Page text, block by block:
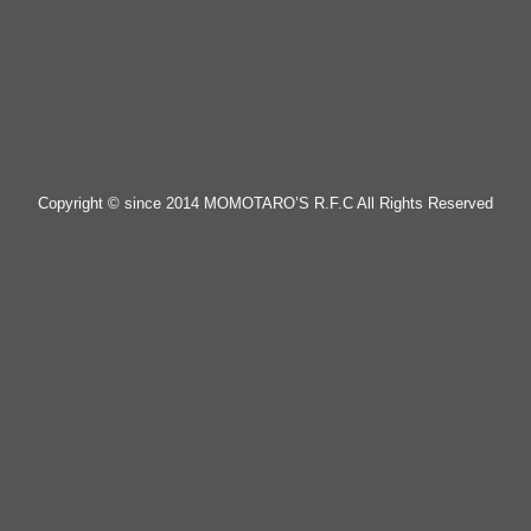
Copyright © since 2014 MOMOTARO’S R.F.C All Rights Reserved